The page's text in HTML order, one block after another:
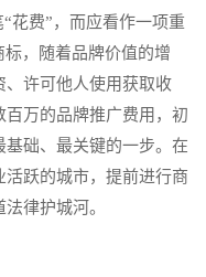
费”，而应看作一项重
，随着品牌价值的增
、许可他人使用获取收
万的品牌推广费用，初
础、最关键的一步。在
跃的城市，提前进行商
律护城河。